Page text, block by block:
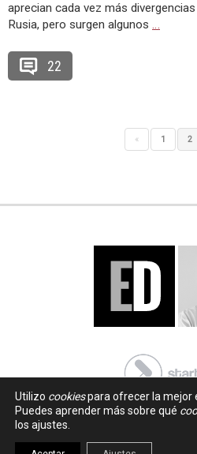
aprecian cada vez más
Rusia, pero surgen algunos …
22
« 1 2
Utilizo cookiespara ofrecer la mejor
Puedes aprender más sobre qué
los ajustes.